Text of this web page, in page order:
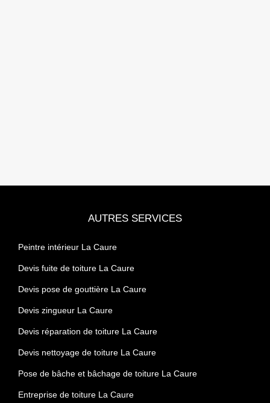
AUTRES SERVICES
Peintre intérieur La Caure
Devis fuite de toiture La Caure
Devis pose de gouttière La Caure
Devis zingueur La Caure
Devis réparation de toiture La Caure
Devis nettoyage de toiture La Caure
Pose de bâche et bâchage de toiture La Caure
Entreprise de toiture La Caure